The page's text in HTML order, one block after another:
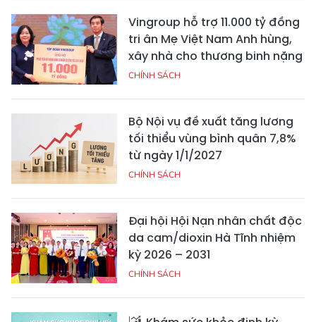
Vingroup hỗ trợ 11.000 tỷ đồng
tri ân Mẹ Việt Nam Anh hùng,
xây nhà cho thương binh nặng
CHÍNH SÁCH
Bộ Nội vụ đề xuất tăng lương
tối thiểu vùng bình quân 7,8%
từ ngày 1/1/2027
CHÍNH SÁCH
Đại hội Hội Nạn nhân chất độc
da cam/dioxin Hà Tĩnh nhiệm
kỳ 2026 – 2031
CHÍNH SÁCH